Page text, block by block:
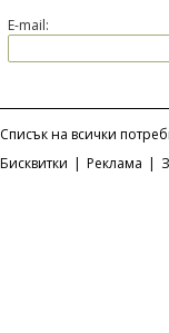
E-mail:
Списък на всички
Бисквитки | Реклама |